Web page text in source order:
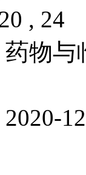
, 24
药物与
2020-